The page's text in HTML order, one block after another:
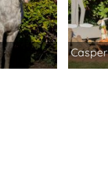
Casper